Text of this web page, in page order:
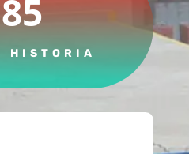
HISTORIA